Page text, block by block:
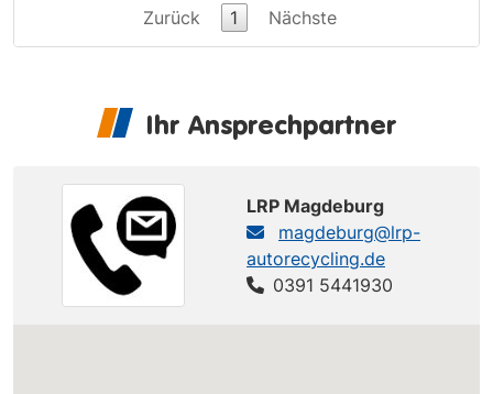
Zurück 1 Nächste
Ihr Ansprechpartner
LRP Magdeburg
magdeburg@lrp-
autorecycling.de
0391 5441930